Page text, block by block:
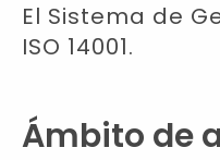
El Sistema de
ISO 14001.
Ámbito de